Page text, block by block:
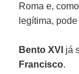
Roma e,
legítima,
Bento XVI já
Francisco.